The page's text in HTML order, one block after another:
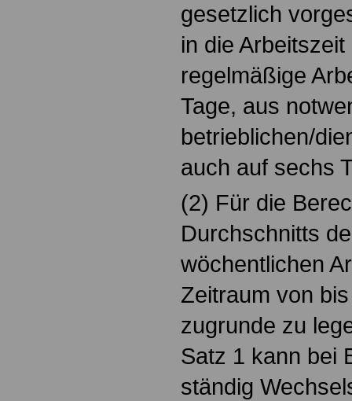
gesetzlich
in die
regelmäßige
Tage, aus
betrieblichen/
auch auf sechs
(2) Für die
Durchschnitts
wöchentlichen
Zeitraum von
zugrunde zu
Satz 1 kann bei
ständig